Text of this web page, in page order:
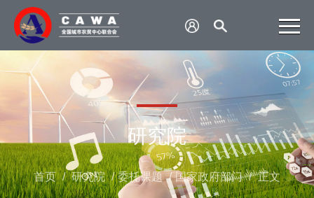
研究院
首页 / 研究院 / 委托课题 / 国家政府部门 / 正文